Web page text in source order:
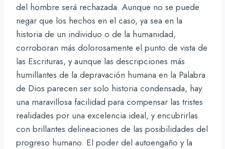
del hombre será rechazada. Aunque no se puede
negar que los hechos en el caso, ya sea en la
historia de un individuo o de la humanidad,
corroboran más dolorosamente el punto de vista de
las Escrituras, y aunque las descripciones más
humillantes de la depravación humana en la Palabra
de Dios parecen ser solo historia condensada, hay
una maravillosa facilidad para compensar las tristes
realidades por una excelencia ideal, y encubrirlas
con brillantes delineaciones de las posibilidades del
progreso humano. El poder del autoengaño y la